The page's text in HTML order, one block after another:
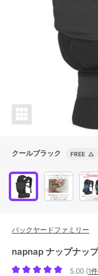
クールブラック FREE △
バックヤードファミリー
napnap ナップナッ
5.00 (1